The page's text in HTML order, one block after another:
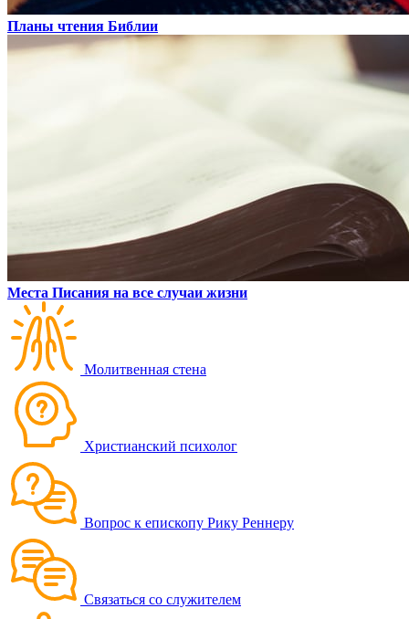
Планы чтения Библии
Места Писания на все случаи жизни
Молитвенная стена
Христианский психолог
Вопрос к епископу Рику Реннеру
Связаться со служителем